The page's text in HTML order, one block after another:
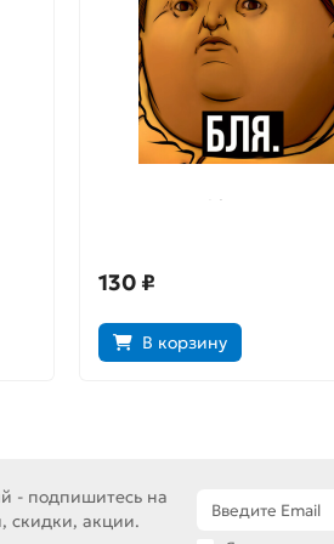
Открытка «Shit»
130 ₽
В корзину
- подпишитесь на
скидки, акции.